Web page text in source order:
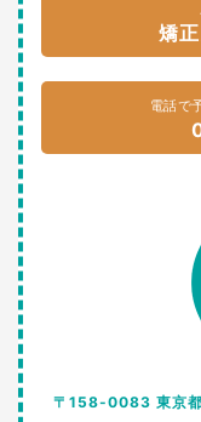
矯
電話で
〒158-0083 東京